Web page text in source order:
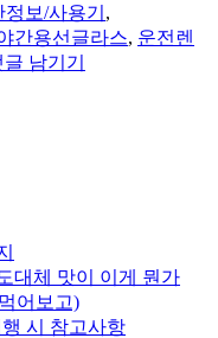
보/사용기 ,
간용선글라스, 운전렌
남기기
대체 맛이 이게 뭔가
어보고)
시 참고사항